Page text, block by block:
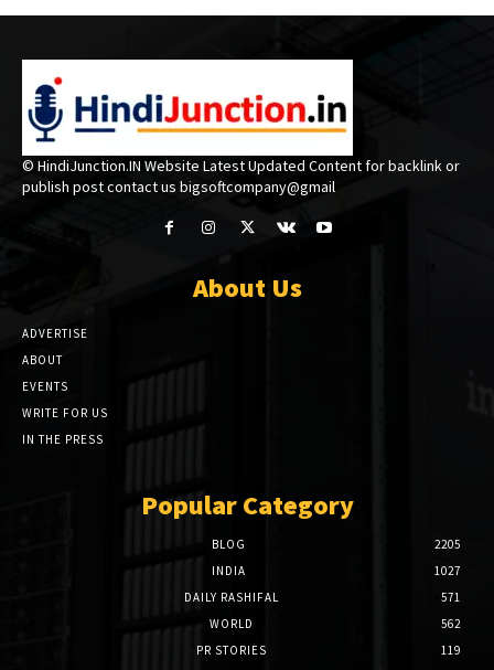
© HindiJunction.IN Website Latest Updated Content for backlink or
publish post contact us bigsoftcompany@gmail
About Us
ADVERTISE
ABOUT
EVENTS
WRITE FOR US
IN THE PRESS
Popular Category
BLOG
2205
INDIA
1027
DAILY RASHIFAL
571
WORLD
562
PR STORIES
119